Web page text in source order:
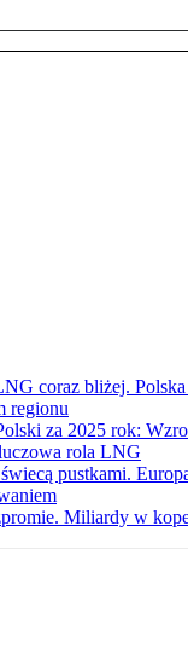
coraz bliżej. Polska
regionu
za 2025 rok:
rola LNG
pustkami.
Miliardy w